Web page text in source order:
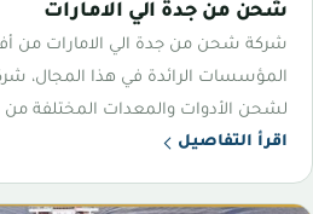
شحن من جدة الي الامارات
شركة شحن من جدة الي الامارات من
المؤسسات الرائدة في هذا المجال،
لشحن الأدوات والمعدات المختلفة من
اقرأ التفاصيل